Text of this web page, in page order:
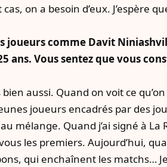
on a besoin d’eux. J’espère
joueurs comme Davit
ans. Vous sentez que vous
aussi. Quand on voit ce
joueurs encadrés par des
mélange. Quand j’ai signé à La
les premiers. Aujourd’hui,
qui enchaînent les matchs…